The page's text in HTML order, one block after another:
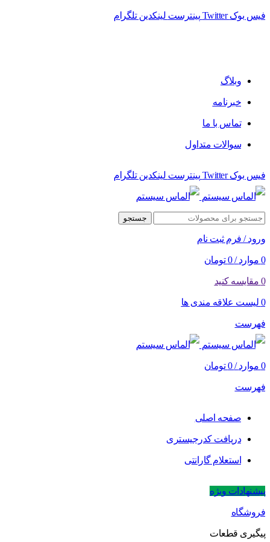
فیس بوک Twitter پینترست لینکدین تلگرام
وبلاگ
خبرنامه
تماس با ما
سوالات متداول
فیس بوک Twitter پینترست لینکدین تلگرام
جستجو
ورود / فرم ثبت نام
0 موارد /
0 تومان
0 مقایسه کنید
0 لیست علاقه مندی ها
فهرست
0 موارد /
0 تومان
فهرست
صفحه اصلی
دریافت کدرجیستری
استعلام گارانتی
پیشنهادات ویژه
فروشگاه
پیگیری قطعات